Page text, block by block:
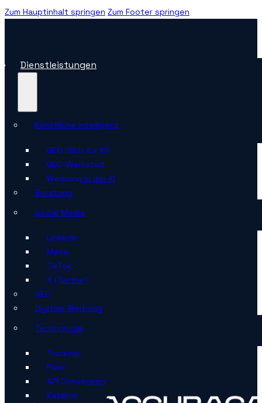
Zum Hauptinhalt springen Zum Footer springen
Dienstleistungen
Künstliche Intelligenz
GEO (SEO für KI)
GEO-Werkstatt
Werbung in der KI
Beratung
Social Media
LinkedIn
Meta
TikTok
X (Twitter)
SEO
Digitale Werbung
Technologie
Tracking
Pixel
API Conversion
Katalog